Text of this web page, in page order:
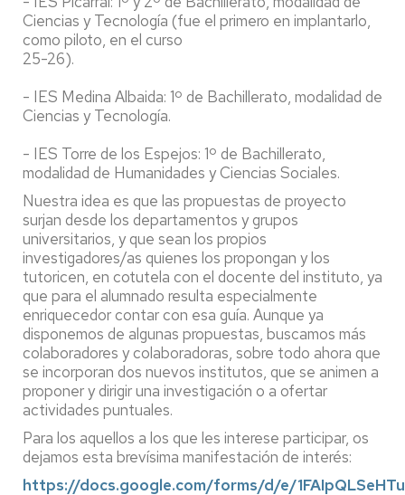
Ciencias y Tecnología (fue el primero en implantarlo,
como piloto, en el curso
25-26).
- IES Medina Albaida: 1º de Bachillerato, modalidad de
Ciencias y Tecnología.
- IES Torre de los Espejos: 1º de Bachillerato,
modalidad de Humanidades y Ciencias Sociales.
Nuestra idea es que las propuestas de proyecto
surjan desde los departamentos y grupos
universitarios, y que sean los propios
investigadores/as quienes los propongan y los
tutoricen, en cotutela con el docente del instituto, ya
que para el alumnado resulta especialmente
enriquecedor contar con esa guía. Aunque ya
disponemos de algunas propuestas, buscamos más
colaboradores y colaboradoras, sobre todo ahora que
se incorporan dos nuevos institutos, que se animen a
proponer y dirigir una investigación o a ofertar
actividades puntuales.
Para los aquellos a los que les interese participar, os
dejamos esta brevísima manifestación de interés:
https://docs.google.com/forms/d/e/